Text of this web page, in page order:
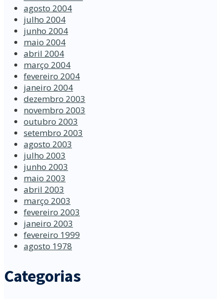
agosto 2004
julho 2004
junho 2004
maio 2004
abril 2004
março 2004
fevereiro 2004
janeiro 2004
dezembro 2003
novembro 2003
outubro 2003
setembro 2003
agosto 2003
julho 2003
junho 2003
maio 2003
abril 2003
março 2003
fevereiro 2003
janeiro 2003
fevereiro 1999
agosto 1978
Categorias